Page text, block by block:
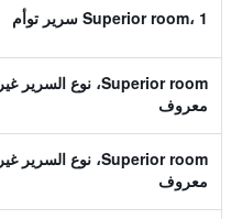
Superior room، 1 سرير توأم
Superior room، نوع السرير غير
معروف
Superior room، نوع السرير غير
معروف